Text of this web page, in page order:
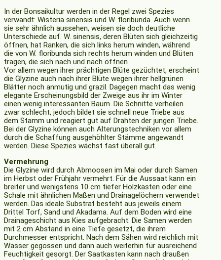
In der Bonsaikultur werden in der Regel zwei Spezies
verwandt: Wisteria sinensis und W. floribunda. Auch wenn
sie sehr ähnlich aussehen, weisen sie doch deutliche
Unterschiede auf. W. sinensis, deren Blüten sich gleichzeitig
öffnen, hat Ranken, die sich links herum winden, während
die von W. floribunda sich rechts herum winden und Blüten
tragen, die sich nach und nach öffnen.
Vor allem wegen ihrer prächtigen Blüte gezüchtet, erscheint
die Glyzine auch nach ihrer Blüte wegen ihrer hellgrünen
Blätter noch anmutig und grazil. Dagegen macht das wenig
elegante Erscheinungsbild der Zweige aus ihr im Winter
einen wenig interessanten Baum. Die Schnitte verheilen
zwar schlecht, jedoch bildet sie schnell neue Triebe aus
dem Stamm und reagiert gut auf Drahten der jungen Triebe.
Bei der Glyzine können auch Alterungstechniken vor allem
durch die Schaffung ausgehöhlter Stämme angewandt
werden. Diese Spezies wächst fast überall gut.
Vermehrung
Die Glyzine wird durch Abmoosen im Mai oder durch Samen
im Herbst oder Frühjahr vermehrt. Für die Aussaat kann ein
breiter und wenigstens 10 cm tiefer Holzkasten oder eine
Schale mit ähnlichen Maßen und Drainagelöchern verwendet
werden. Das ideale Sub­strat besteht aus jeweils einem
Drittel Torf, Sand und Akadama. Auf dem Boden wird eine
Drainageschicht aus Kies aufgebracht. Die Samen werden
mit 2 cm Abstand in eine Tiefe gesetzt, die ihrem
Durchmesser entspricht. Nach dem Sähen wird reichlich mit
Wasser gegossen und dann auch weiterhin für ausreichend
Feuchtigkeit gesorgt. Der Saatkasten kann nach draußen